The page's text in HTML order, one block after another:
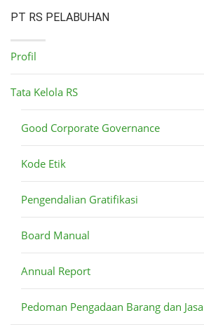
PT RS PELABUHAN
Profil
Tata Kelola RS
Good Corporate Governance
Kode Etik
Pengendalian Gratifikasi
Board Manual
Annual Report
Pedoman Pengadaan Barang dan Jasa